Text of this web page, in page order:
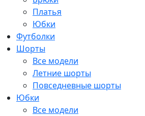
Платья
Юбки
Футболки
Шорты
Все модели
Летние шорты
Повседневные шорты
Юбки
Все модели